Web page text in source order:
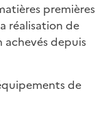
premières
réalisation de
depuis
de